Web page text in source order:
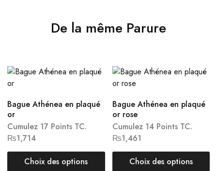
De la même Parure
Bague Athénea en plaqué
or
Cumulez 17 Points TC.
₨1,714
Choix des options
Bague Athénea en plaqué
or rose
Cumulez 14 Points TC.
₨1,461
Choix des options